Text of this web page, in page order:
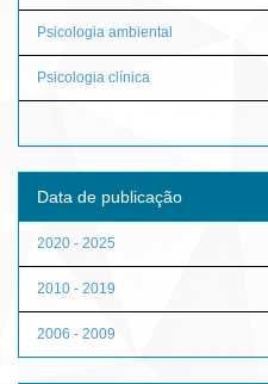
Psicologia ambiental
Psicologia clínica
Data de publicação
2020 - 2025
2010 - 2019
2006 - 2009